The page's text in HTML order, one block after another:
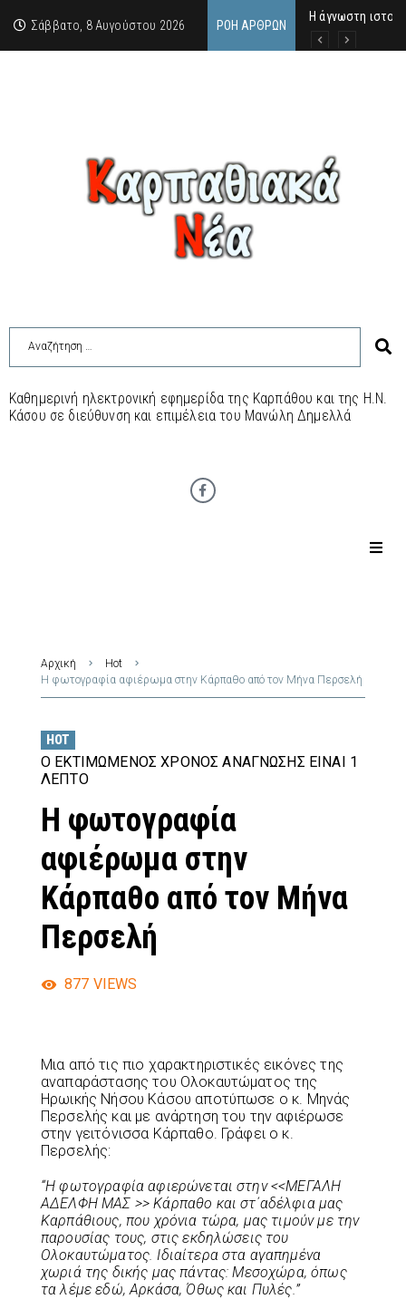
Σάββατο, 8 Αυγούστου 2026 ΡΟΉ ΆΡΘΡΩΝ
Η άγνωστη
Νέος
Σύγκληση
Καθημερινή ηλεκτρονική εφημερίδα της Καρπάθου και της Η.Ν.
Κάσου σε διεύθυνση και επιμέλεια του Μανώλη Δημελλά
Αρχική
Hot
Η φωτογραφία αφιέρωμα στην Κάρπαθο από τον Μήνα Περσελή
HOT
Ο ΕΚΤΙΜΏΜΕΝΟΣ ΧΡΌΝΟΣ ΑΝΆΓΝΩΣΗΣ ΕΊΝΑΙ 1
ΛΕΠΤΌ
Η φωτογραφία
αφιέρωμα στην
Κάρπαθο από τον Μήνα
Περσελή
877 VIEWS
Μια από τις πιο χαρακτηριστικές εικόνες της
αναπαράστασης του Ολοκαυτώματος της
Ηρωικής Νήσου Κάσου αποτύπωσε ο κ. Μηνάς
Περσελής και με ανάρτηση του την αφιέρωσε
στην γειτόνισσα Κάρπαθο. Γράφει ο κ.
Περσελής:
“Η φωτογραφία αφιερώνεται στην <<ΜΕΓΑΛΗ
ΑΔΕΛΦΗ ΜΑΣ >> Κάρπαθο και στ΄αδέλφια μας
Καρπάθιους, που χρόνια τώρα, μας τιμούν με την
παρουσίας τους, στις εκδηλώσεις του
Ολοκαυτώματος. Ιδιαίτερα στα αγαπημένα
χωριά της δικής μας πάντας: Mεσοχώρα, όπως
τα λέμε εδώ, Αρκάσα, Όθως και Πυλές.”